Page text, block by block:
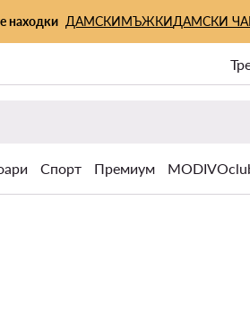
находки ДАМСКИМЪЖКИДАМСКИ
Спорт Премиум